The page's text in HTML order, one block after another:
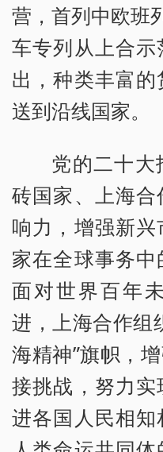
营，首列中欧班
车专列从上合
出，种类丰富
送到沿线国家。
党的二十大
砖国家、上海
响力，增强新
家在全球事务中
面对世界百年
进，上海合作组
海精神”旗帜，
接挑战，努力
进各国人民相